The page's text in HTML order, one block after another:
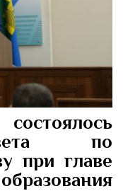
по
при главе